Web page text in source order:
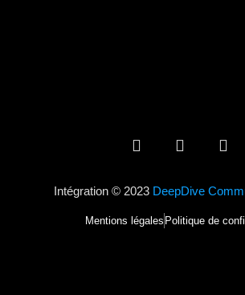
Intégration © 2023 DeepDive
Mentions légales Politique de